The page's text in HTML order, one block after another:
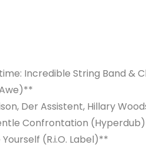
Incredible String Band &
Der Assistent, Hillary
Confrontation
(R.i.O. Label)**